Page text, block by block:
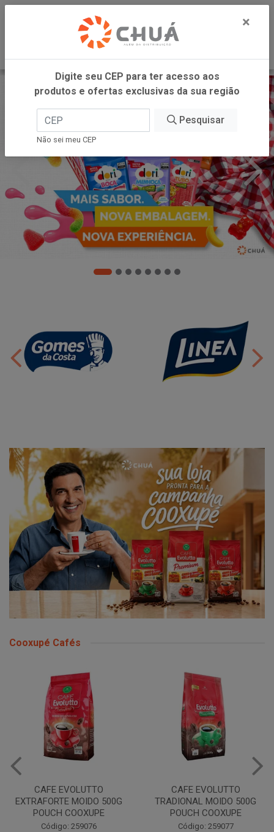
Cooxupé Cafés
CAFE EVOLUTTO
EXTRAFORTE MOIDO 500G
POUCH COOXUPE
Código: 259076
CAFE EVOLUTTO
TRADIONAL MOIDO 500G
POUCH COOXUPE
Código: 259077
×
Digite seu CEP para ter acesso aos
produtos e ofertas exclusivas da sua região
Pesquisar
Não sei meu CEP